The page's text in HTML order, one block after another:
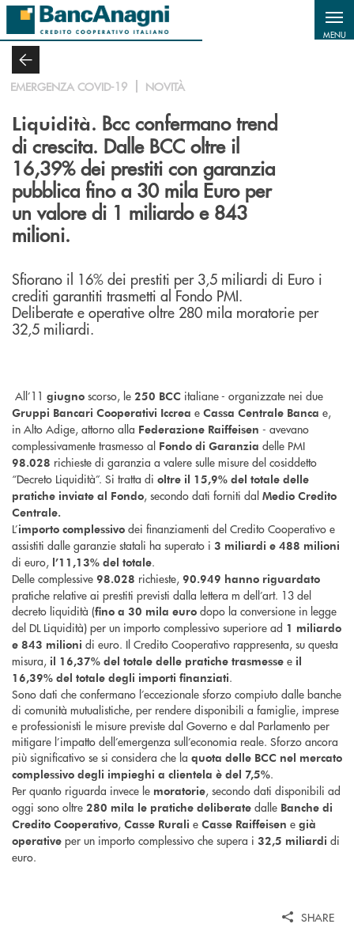
Salta al contenuto principale
MENU
EMERGENZA COVID-19 NOVITÀ
Liquidità. Bcc confermano trend
di crescita. Dalle BCC oltre il
16,39% dei prestiti con garanzia
pubblica fino a 30 mila Euro per
un valore di 1 miliardo e 843
milioni.
Sfiorano il 16% dei prestiti per 3,5 miliardi di Euro i
crediti garantiti trasmetti al Fondo PMI.
Deliberate e operative oltre 280 mila moratorie per
32,5 miliardi.
All’11 giugno scorso, le 250 BCC italiane - organizzate nei due
Gruppi Bancari Cooperativi Iccrea e Cassa Centrale Banca e,
in Alto Adige, attorno alla Federazione Raiffeisen - avevano
complessivamente trasmesso al Fondo di Garanzia delle PMI
98.028 richieste di garanzia a valere sulle misure del cosiddetto
“Decreto Liquidità”. Si tratta di oltre il 15,9% del totale delle
pratiche inviate al Fondo, secondo dati forniti dal Medio Credito
Centrale.
L’importo complessivo dei finanziamenti del Credito Cooperativo e
assistiti dalle garanzie statali ha superato i 3 miliardi e 488 milioni
di euro, l’11,13% del totale.
Delle complessive 98.028 richieste, 90.949 hanno riguardato
pratiche relative ai prestiti previsti dalla lettera m dell’art. 13 del
decreto liquidità (fino a 30 mila euro dopo la conversione in legge
del DL Liquidità) per un importo complessivo superiore ad 1 miliardo
e 843 milioni di euro. Il Credito Cooperativo rappresenta, su questa
misura, il 16,37% del totale delle pratiche trasmesse e il
16,39% del totale degli importi finanziati.
Sono dati che confermano l’eccezionale sforzo compiuto dalle banche
di comunità mutualistiche, per rendere disponibili a famiglie, imprese
e professionisti le misure previste dal Governo e dal Parlamento per
mitigare l’impatto dell’emergenza sull’economia reale. Sforzo ancora
più significativo se si considera che la quota delle BCC nel mercato
complessivo degli impieghi a clientela è del 7,5%.
Per quanto riguarda invece le moratorie, secondo dati disponibili ad
oggi sono oltre 280 mila le pratiche deliberate dalle Banche di
Credito Cooperativo, Casse Rurali e Casse Raiffeisen e già
operative per un importo complessivo che supera i 32,5 miliardi di
euro.
SHARE